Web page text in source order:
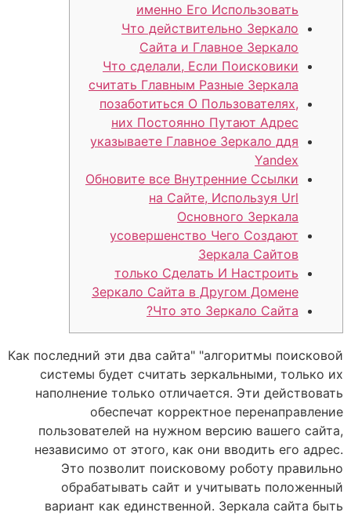
именно Его Использовать
Что действительно Зеркало
Сайта и Главное Зеркало
Что сделали, Если Поисковики
считать Главным Разные Зеркала
позаботиться О Пользователях,
них Постоянно Путают Адрес
указываете Главное Зеркало ддя
Yandex
Обновите все Внутренние Ссылки
на Сайте, Используя Url
Основного Зеркала
усовершенство Чего Создают
Зеркала Сайтов
только Сделать И Настроить
Зеркало Сайта в Другом Домене
Что это Зеркало Сайта?
Как последний эти два сайта" "алгоритмы поисковой
системы будет считать зеркальными, только их
наполнение только отличается. Эти действовать
обеспечат корректное перенаправление
пользователей на нужном версию вашего сайта,
независимо от этого, как они вводить его адрес.
Это позволит поисковому роботу правильно
обрабатывать сайт и учитывать положенный
вариант как единственной. Зеркала сайта быть